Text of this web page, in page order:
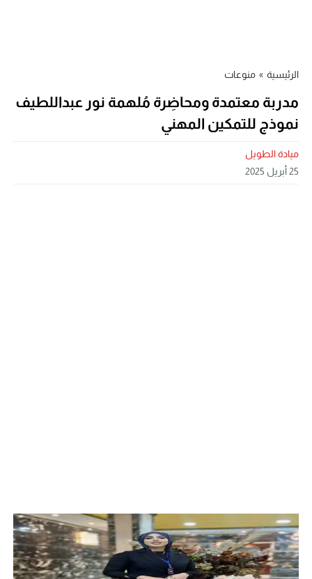
الرئيسية » منوعات
مدربة معتمدة ومحاضِرة مُلهمة نور عبداللطيف
نموذج للتمكين المهني
ميادة الطويل
25 أبريل 2025